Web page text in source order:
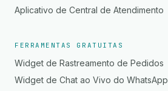
Aplicativo de Central de Atendimento
FERRAMENTAS GRATUITAS
Widget de Rastreamento de Pedidos
Widget de Chat ao Vivo do WhatsApp